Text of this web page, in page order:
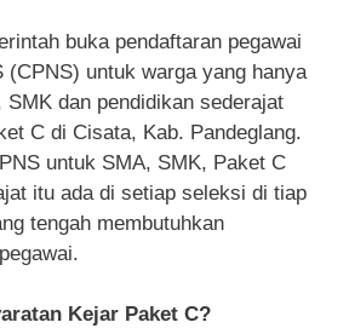
buka pendaftaran pegawai
(CPNS) untuk warga yang hanya
SMK dan pendidikan sederajat
C di Cisata, Kab. Pandeglang.
untuk SMA, SMK, Paket C
itu ada di setiap seleksi di tiap
tengah membutuhkan
Kejar Paket C?